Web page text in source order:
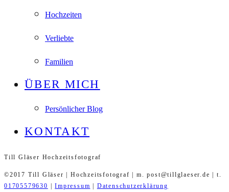
Hochzeiten
Verliebte
Familien
ÜBER MICH
Persönlicher Blog
KONTAKT
Till Gläser Hochzeitsfotograf
©2017 Till Gläser | Hochzeitsfotograf | m. post@tillglaeser.de | t.
01705579630
|Impressum Datenschutzerklärung